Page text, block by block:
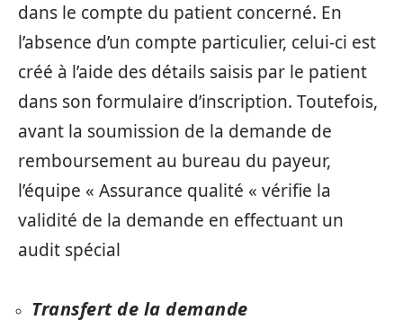
dans le compte du patient concerné. En
l’absence d’un compte particulier, celui-ci est
créé à l’aide des détails saisis par le patient
dans son formulaire d’inscription. Toutefois,
avant la soumission de la demande de
remboursement au bureau du payeur,
l’équipe « Assurance qualité « vérifie la
validité de la demande en effectuant un
audit spécial
Transfert de la demande